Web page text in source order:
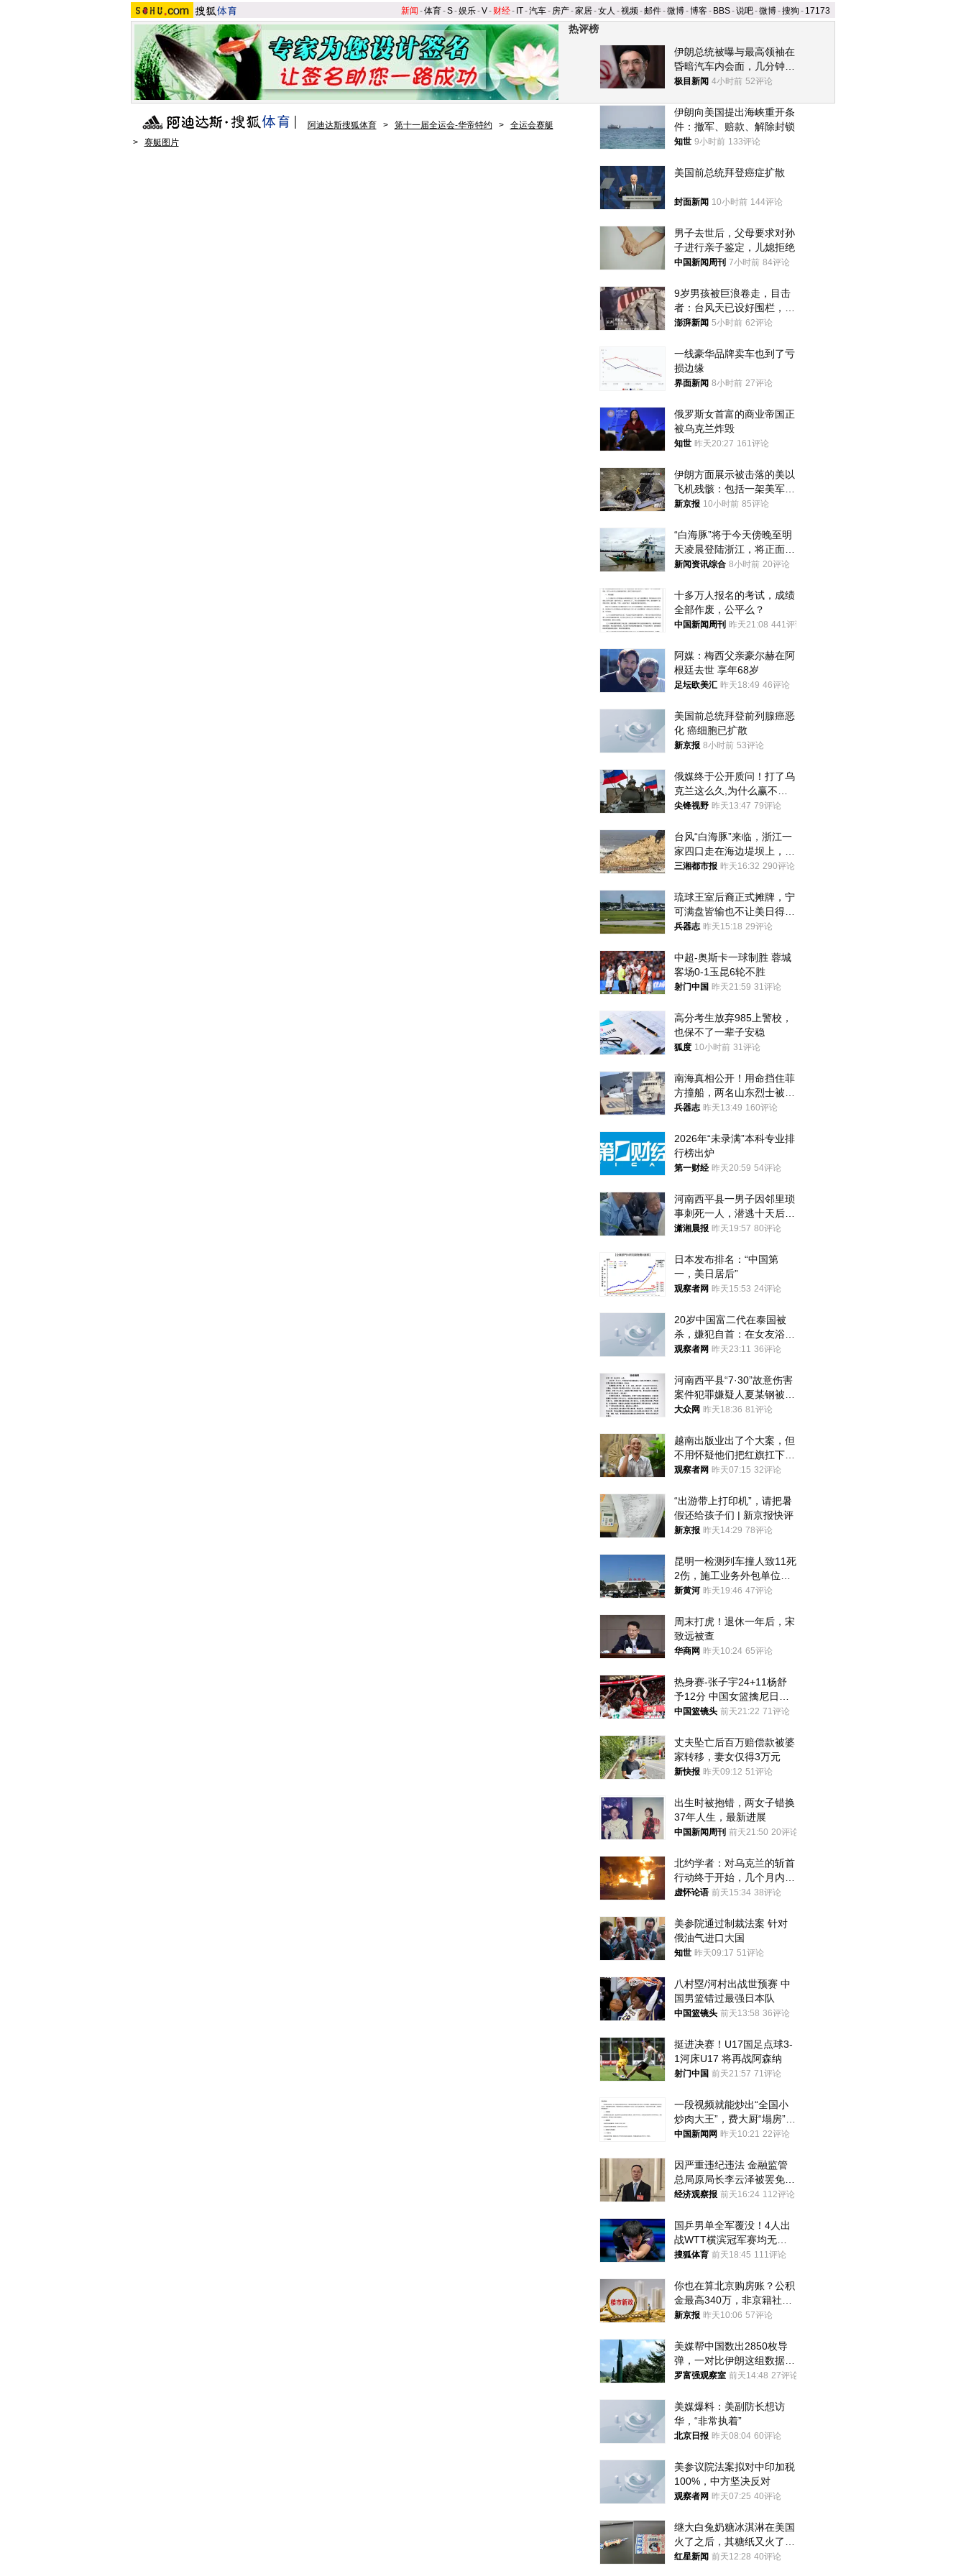
新闻 -体育-S-娱乐-V- 财经- IT-汽车- 房产-家居-女人 -视频-邮件-微博-博客- BBS-说吧-微博-搜狗 - 17173
热评榜
伊朗总统被曝与最高领袖在
昏暗汽车内会面，几分钟里
只能靠声音交谈难辨真假
极目新闻 4小时前 52评论
伊朗向美国提出海峡重开条
件：撤军、赔款、解除封锁
知世 9小时前 133评论
美国前总统拜登癌症扩散
封面新闻 10小时前 144评论
男子去世后，父母要求对孙
子进行亲子鉴定，儿媳拒绝
中国新闻周刊 7小时前 84评论
9岁男孩被巨浪卷走，目击
者：台风天已设好围栏，一
家四口翻入时保安曾喊话劝
澎湃新闻 5小时前 62评论
一线豪华品牌卖车也到了亏
损边缘
界面新闻 8小时前 27评论
俄罗斯女首富的商业帝国正
被乌克兰炸毁
知世 昨天20:27 161评论
伊朗方面展示被击落的美以
飞机残骸：包括一架美军F-
15战斗机残骸以及多架无人
新京报 10小时前 85评论
“白海豚”将于今天傍晚至明
天凌晨登陆浙江，将正面袭
击、贯穿浙江
新闻资讯综合 8小时前 20评论
十多万人报名的考试，成绩
全部作废，公平么？
中国新闻周刊 昨天21:08 441评论
阿媒：梅西父亲豪尔赫在阿
根廷去世 享年68岁
足坛欧美汇 昨天18:49 46评论
美国前总统拜登前列腺癌恶
化 癌细胞已扩散
新京报 8小时前 53评论
俄媒终于公开质问！打了乌
克兰这么久,为什么赢不了?
答案令人沉默
尖锋视野 昨天13:47 79评论
台风“白海豚”来临，浙江一
家四口走在海边堤坝上，其
中9岁男孩被巨浪卷入海
三湘都市报 昨天16:32 290评论
琉球王室后裔正式摊牌，宁
可满盘皆输也不让美日得
逞，中国成关键
兵器志 昨天15:18 29评论
中超-奥斯卡一球制胜 蓉城
客场0-1玉昆6轮不胜
射门中国 昨天21:59 31评论
高分考生放弃985上警校，
也保不了一辈子安稳
狐度 10小时前 31评论
南海真相公开！用命挡住菲
方撞船，两名山东烈士被授
武警最高荣誉
兵器志 昨天13:49 160评论
2026年“未录满”本科专业排
行榜出炉
第一财经 昨天20:59 54评论
河南西平县一男子因邻里琐
事刺死一人，潜逃十天后在
十多公里外一片玉米地里落
潇湘晨报 昨天19:57 80评论
日本发布排名：“中国第
一，美日居后”
观察者网 昨天15:53 24评论
20岁中国富二代在泰国被
杀，嫌犯自首：在女友浴室
看到他
观察者网 昨天23:11 36评论
河南西平县“7·30”故意伤害
案件犯罪嫌疑人夏某钢被抓
获
大众网 昨天18:36 81评论
越南出版业出了个大案，但
不用怀疑他们把红旗扛下去
的决心
观察者网 昨天07:15 32评论
“出游带上打印机”，请把暑
假还给孩子们 | 新京报快评
新京报 昨天14:29 78评论
昆明一检测列车撞人致11死
2伤，施工业务外包单位被
罚1.5万元，国铁昆明局被
新黄河 昨天19:46 47评论
周末打虎！退休一年后，宋
致远被查
华商网 昨天10:24 65评论
热身赛-张子宇24+11杨舒
予12分 中国女篮擒尼日利
亚
中国篮镜头 前天21:22 71评论
丈夫坠亡后百万赔偿款被婆
家转移，妻女仅得3万元
新快报 昨天09:12 51评论
出生时被抱错，两女子错换
37年人生，最新进展
中国新闻周刊 前天21:50 20评论
北约学者：对乌克兰的斩首
行动终于开始，几个月内乌
将投降
虚怀论语 前天15:34 38评论
美参院通过制裁法案 针对
俄油气进口大国
知世 昨天09:17 51评论
八村塁/河村出战世预赛 中
国男篮错过最强日本队
中国篮镜头 前天13:58 36评论
挺进决赛！U17国足点球3-
1河床U17 将再战阿森纳
射门中国 前天21:57 71评论
一段视频就能炒出“全国小
炒肉大王”，费大厨“塌房”了
吗？
中国新闻网 昨天10:21 22评论
因严重违纪违法 金融监管
总局原局长李云泽被罢免全
国人大代表
经济观察报 前天16:24 112评论
国乒男单全军覆没！4人出
战WTT横滨冠军赛均无缘
八强
搜狐体育 前天18:45 111评论
你也在算北京购房账？公积
金最高340万，非京籍社保
1年
新京报 昨天10:06 57评论
美媒帮中国数出2850枚导
弹，一对比伊朗这组数据，
发现出大事了
罗富强观察室 前天14:48 27评论
美媒爆料：美副防长想访
华，“非常执着”
北京日报 昨天08:04 60评论
美参议院法案拟对中印加税
100%，中方坚决反对
观察者网 昨天07:25 40评论
继大白兔奶糖冰淇淋在美国
火了之后，其糖纸又火了！
海外博主盛赞：平面设计经
红星新闻 前天12:28 40评论
阿迪达斯搜狐体育 > 第十一届全运会-华帝特约 >
全运会赛艇
>
赛艇图片